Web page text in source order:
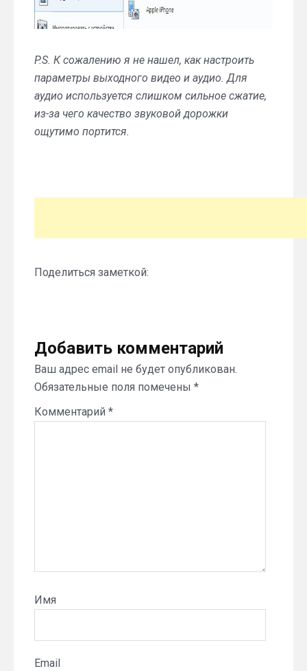
P.S. К сожалению я не нашел, как настроить
параметры выходного видео и аудио. Для
аудио используется слишком сильное сжатие,
из-за чего качество звуковой дорожки
ощутимо портится.
Поделиться заметкой:
Добавить комментарий
Ваш адрес email не будет опубликован.
Обязательные поля помечены *
Комментарий *
Имя
Email